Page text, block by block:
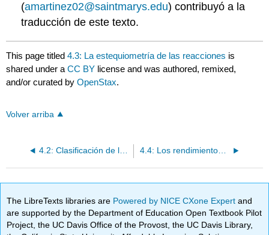
(amartinez02@saintmarys.edu) contribuyó a la
traducción de este texto.
This page titled4.3: La estequiometría de las reacciones is
shared under aCC BY license and was authored, remixed,
and/or curated byOpenStax.
Volver arriba
4.4: Los rendimientos de las reacciones
The LibreTexts libraries are Powered by NICE CXone Expertand
are supported by the Department of Education Open Textbook Pilot
Project, the UC Davis Office of the Provost, the UC Davis Library,